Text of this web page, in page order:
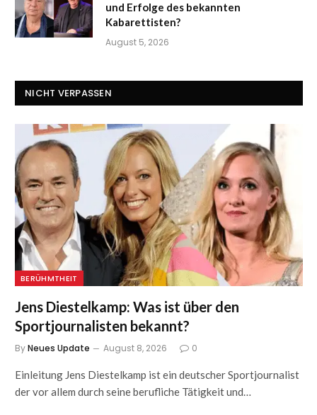
und Erfolge des bekannten
Kabarettisten?
August 5, 2026
NICHT VERPASSEN
BERÜHMTHEIT
Jens Diestelkamp: Was ist über den
Sportjournalisten bekannt?
ByNeues Update August 8, 2026 0
Einleitung Jens Diestelkamp ist ein deutscher Sportjournalist
der vor allem durch seine berufliche Tätigkeit und…